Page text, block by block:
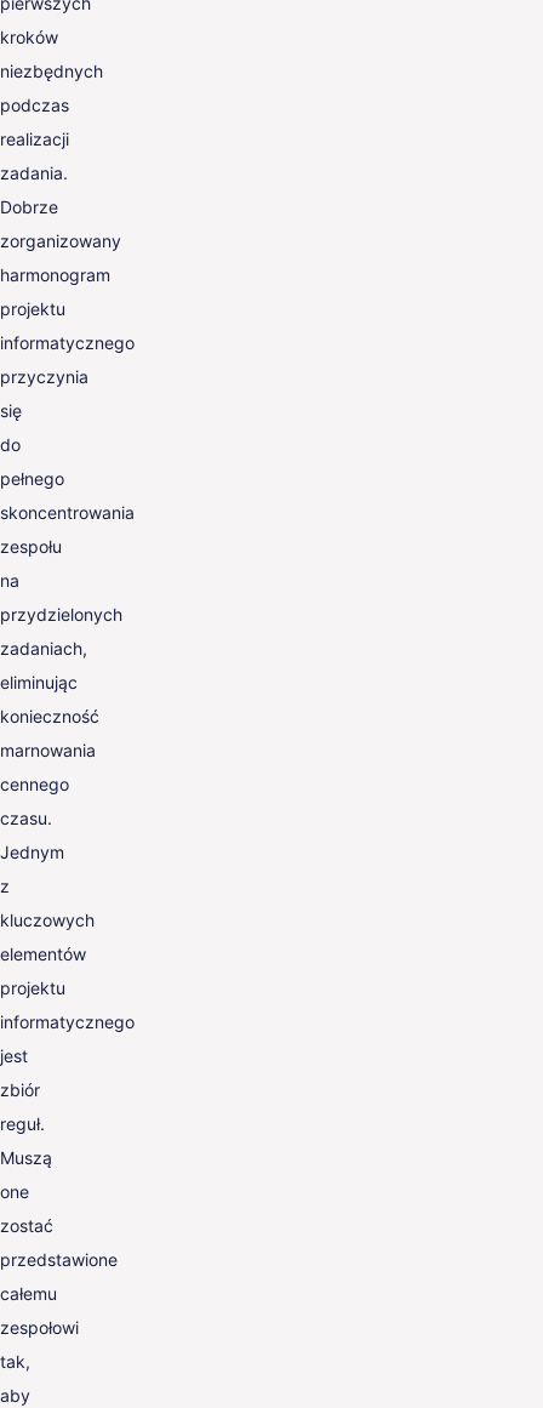
kroków
niezbędnych
podczas
realizacji
zadania.
Dobrze
zorganizowany
harmonogram
projektu
informatycznego
przyczynia
się
do
pełnego
skoncentrowania
zespołu
na
przydzielonych
zadaniach,
eliminując
konieczność
marnowania
cennego
czasu.
Jednym
z
kluczowych
elementów
projektu
informatycznego
jest
zbiór
reguł.
Muszą
one
zostać
przedstawione
całemu
zespołowi
tak,
aby